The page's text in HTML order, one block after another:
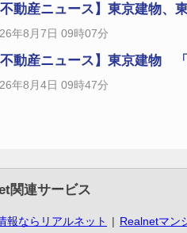
不動産ニュース】東京建物
年8月7日 09時07分
不動産ニュース】東京建物
年8月4日 09時47分
関連サービス
報ならリアルネット Realnetマン